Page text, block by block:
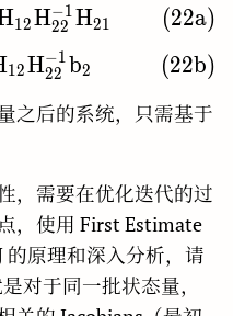
H_{11}^{*} =
12H22
−1H21 (22a)
b_{1}^{*} =
12H22
−1b2 (22b)
之后的系统，只需基于
，需要在优化迭代的过
，使用 First Estimate
的原理和深入分析，请
对于同一批状态量，